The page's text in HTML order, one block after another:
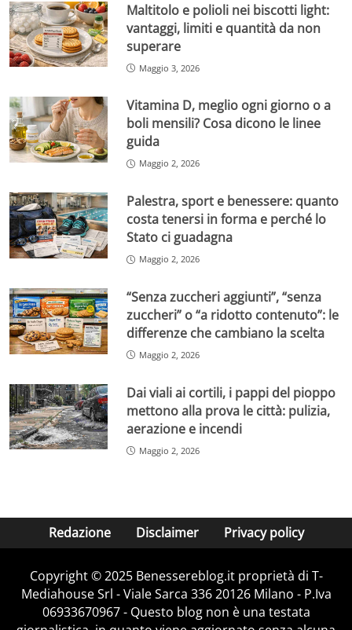
Maltitolo e polioli nei biscotti light:
vantaggi, limiti e quantità da non
superare
Maggio 3, 2026
Vitamina D, meglio ogni giorno o a
boli mensili? Cosa dicono le linee
guida
Maggio 2, 2026
Palestra, sport e benessere: quanto
costa tenersi in forma e perché lo
Stato ci guadagna
Maggio 2, 2026
“Senza zuccheri aggiunti”, “senza
zuccheri” o “a ridotto contenuto”: le
differenze che cambiano la scelta
Maggio 2, 2026
Dai viali ai cortili, i pappi del pioppo
mettono alla prova le città: pulizia,
aerazione e incendi
Maggio 2, 2026
Redazione Disclaimer Privacy policy
Copyright © 2025 Benessereblog.it proprietà di T-
Mediahouse Srl - Viale Sarca 336 20126 Milano - P.Iva
06933670967 - Questo blog non è una testata